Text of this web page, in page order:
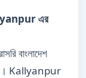
এর
বাংলাদেশ
Kallyanpur